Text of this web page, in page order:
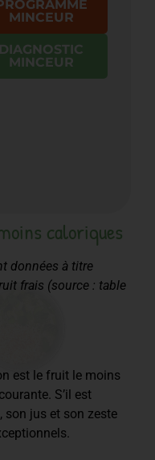
MINCEUR
DIAGNOSTIC
MINCEUR
caloriques
données à titre
frais (source : table
est le fruit le moins
S’il est
son jus et son zeste